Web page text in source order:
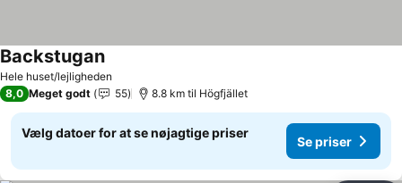
Hele huset/lejligheden
Backstugan
8,0 Meget godt 55 8.8 km til Högfjället
Vælg datoer for at se nøjagtige priser
Se priser